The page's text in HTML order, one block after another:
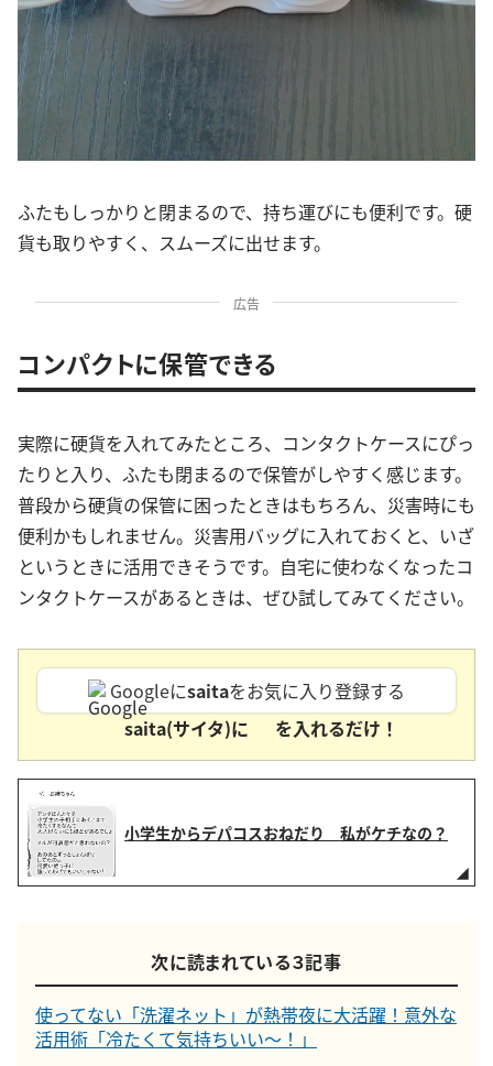
ふたもしっかりと閉まるので、持ち運びにも便利です。硬
貨も取りやすく、スムーズに出せます。
広告
コンパクトに保管できる
実際に硬貨を入れてみたところ、コンタクトケースにぴっ
たりと入り、ふたも閉まるので保管がしやすく感じます。
普段から硬貨の保管に困ったときはもちろん、災害時にも
便利かもしれません。災害用バッグに入れておくと、いざ
というときに活用できそうです。自宅に使わなくなったコ
ンタクトケースがあるときは、ぜひ試してみてください。
Googleにsaitaをお気に入り登録する
saita(サイタ)に
を入れるだけ！
小学生からデパコスおねだり 私がケチなの？
次に読まれている３記事
使ってない「洗濯ネット」が熱帯夜に大活躍！意外な
活用術「冷たくて気持ちいい～！」